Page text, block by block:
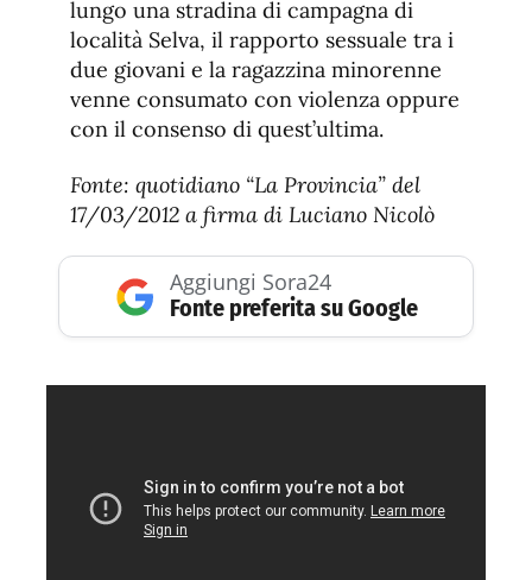
lungo una stradina di campagna di
località Selva, il rapporto sessuale tra i
due giovani e la ragazzina minorenne
venne consumato con violenza oppure
con il consenso di quest’ultima.
Fonte: quotidiano “La Provincia” del
17/03/2012 a firma di Luciano Nicolò
Aggiungi Sora24
Fonte preferita su Google